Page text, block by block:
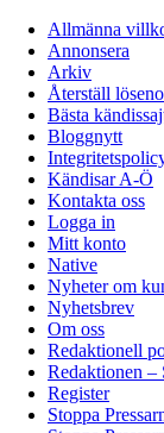
Allmänna
Annonsera
Arkiv
Återställ
Bästa
Bloggnytt
Kändisar A-Ö
Kontakta oss
Logga in
Mitt konto
Native
Nyheter om
Nyhetsbrev
Om oss
Redaktionell
Redaktionen –
Register
Stoppa